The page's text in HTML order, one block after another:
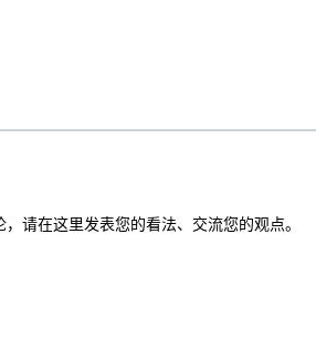
请在这里发表您的看法、交流您的观点。